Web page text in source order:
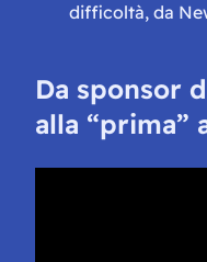
difficoltà, da
Da sponsor
alla “prima”